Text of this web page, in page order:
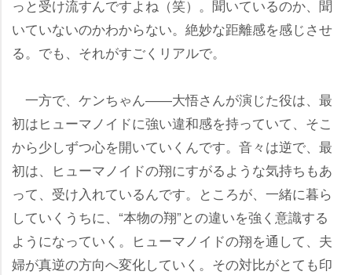
っと受け流すんですよね（笑）。聞いているのか、聞
いていないのかわからない。絶妙な距離感を感じさせ
る。でも、それがすごくリアルで。
一方で、ケンちゃん――大悟さんが演じた役は、最
初はヒューマノイドに強い違和感を持っていて、そこ
から少しずつ心を開いていくんです。音々は逆で、最
初は、ヒューマノイドの翔にすがるような気持ちもあ
って、受け入れているんです。ところが、一緒に暮ら
していくうちに、“本物の翔”との違いを強く意識する
ようになっていく。ヒューマノイドの翔を通して、夫
婦が真逆の方向へ変化していく。その対比がとても印